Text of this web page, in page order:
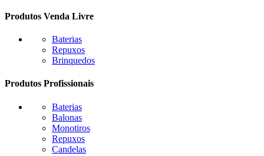
Produtos Venda Livre
Baterias
Repuxos
Brinquedos
Produtos Profissionais
Baterias
Balonas
Monotiros
Repuxos
Candelas